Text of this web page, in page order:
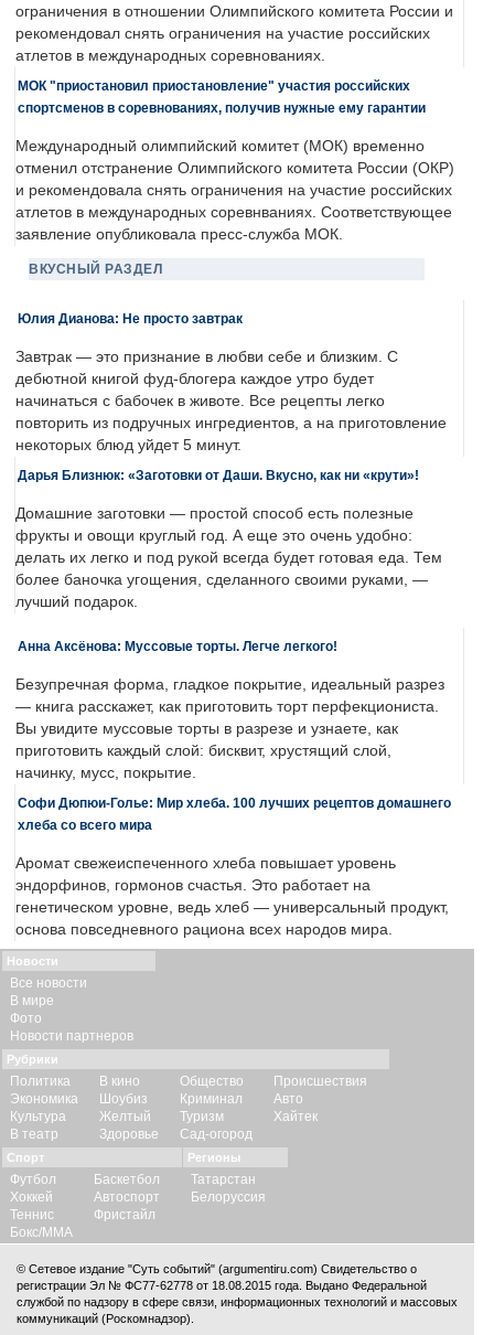
ограничения в отношении Олимпийского комитета России и
рекомендовал снять ограничения на участие российских
атлетов в международных соревнованиях.
МОК "приостановил приостановление" участия российских
спортсменов в соревнованиях, получив нужные ему гарантии
Международный олимпийский комитет (МОК) временно
отменил отстранение Олимпийского комитета России (ОКР)
и рекомендовала снять ограничения на участие российских
атлетов в международных соревнваниях. Соответствующее
заявление опубликовала пресс-служба МОК.
ВКУСНЫЙ РАЗДЕЛ
Юлия Дианова: Не просто завтрак
Завтрак — это признание в любви себе и близким. С
дебютной книгой фуд-блогера каждое утро будет
начинаться с бабочек в животе. Все рецепты легко
повторить из подручных ингредиентов, а на приготовление
некоторых блюд уйдет 5 минут.
Дарья Близнюк: «Заготовки от Даши. Вкусно, как ни «крути»!
Домашние заготовки — простой способ есть полезные
фрукты и овощи круглый год. А еще это очень удобно:
делать их легко и под рукой всегда будет готовая еда. Тем
более баночка угощения, сделанного своими руками, —
лучший подарок.
Анна Аксёнова: Муссовые торты. Легче легкого!
Безупречная форма, гладкое покрытие, идеальный разрез
— книга расскажет, как приготовить торт перфекциониста.
Вы увидите муссовые торты в разрезе и узнаете, как
приготовить каждый слой: бисквит, хрустящий слой,
начинку, мусс, покрытие.
Софи Дюпюи-Голье: Мир хлеба. 100 лучших рецептов домашнего
хлеба со всего мира
Аромат свежеиспеченного хлеба повышает уровень
эндорфинов, гормонов счастья. Это работает на
генетическом уровне, ведь хлеб — универсальный продукт,
основа повседневного рациона всех народов мира.
Новости
Все новости
В мире
Фото
Новости партнеров
Рубрики
Политика
Экономика
Культура
В театр
В кино
Шоубиз
Желтый
Здоровье
Общество
Криминал
Туризм
Сад-огород
Происшествия
Авто
Хайтек
Спорт
Футбол
Хоккей
Теннис
Бокс/ММА
Баскетбол
Автоспорт
Фристайл
Регионы
Татарстан
Белоруссия
© Сетевое издание "Суть событий" (argumentiru.com) Свидетельство о
регистрации Эл № ФС77-62778 от 18.08.2015 года. Выдано Федеральной
службой по надзору в сфере связи, информационных технологий и массовых
коммуникаций (Роскомнадзор).